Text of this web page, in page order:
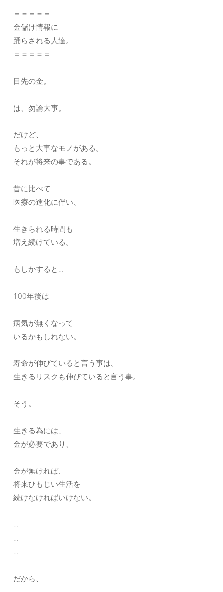
＝＝＝＝＝
金儲け情報に
踊らされる人達。
＝＝＝＝＝
目先の金。
は、勿論大事。
だけど、
もっと大事なモノがある。
それが将来の事である。
昔に比べて
医療の進化に伴い、
生きられる時間も
増え続けている。
もしかすると…
100年後は
病気が無くなって
いるかもしれない。
寿命が伸びていると言う事は、
生きるリスクも伸びていると言う事。
そう。
生きる為には、
金が必要であり、
金が無ければ、
将来ひもじい生活を
続けなければいけない。
…
…
…
だから、